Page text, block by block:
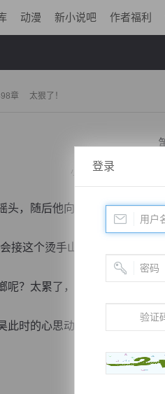
动漫 新小说吧 作者福利
章 太狠了！
小说：绝代战神归来
，随后他向后退了一步，用眼
这个烫手山芋。”他感觉到自
？太累了，而且他不是李南天
时的心思动摇，此时倾笑了一
登录